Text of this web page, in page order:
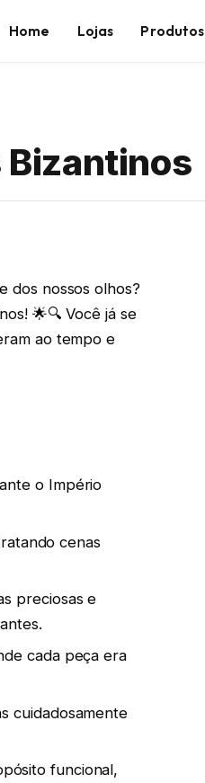
Home Lojas Produtos
Bizantinos
dos nossos olhos?
🌟🔍 Você já se
ao tempo e
o Império
cenas
preciosas e
cada peça era
cuidadosamente
funcional,